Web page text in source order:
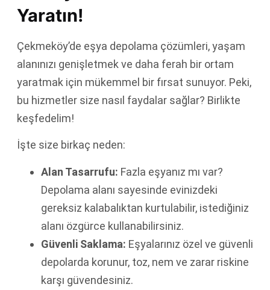
Yaratın!
Çekmeköy’de eşya depolama çözümleri, yaşam
alanınızı genişletmek ve daha ferah bir ortam
yaratmak için mükemmel bir fırsat sunuyor. Peki,
bu hizmetler size nasıl faydalar sağlar? Birlikte
keşfedelim!
İşte size birkaç neden:
Alan Tasarrufu: Fazla eşyanız mı var?
Depolama alanı sayesinde evinizdeki
gereksiz kalabalıktan kurtulabilir, istediğiniz
alanı özgürce kullanabilirsiniz.
Güvenli Saklama: Eşyalarınız özel ve güvenli
depolarda korunur, toz, nem ve zarar riskine
karşı güvendesiniz.